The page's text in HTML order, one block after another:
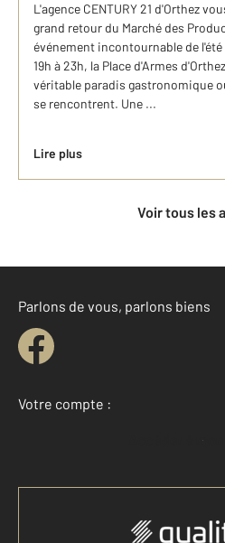
L'agence CENTURY 21 d'Orthez
grand retour du Marché des
événement incontournable de
19h à 23h, la Place d'Armes
véritable paradis gastronomique
se rencontrent. Une ...
Lire plus
Voir tous les
Parlons de vous, parlons biens
Votre compte :
Accéder à